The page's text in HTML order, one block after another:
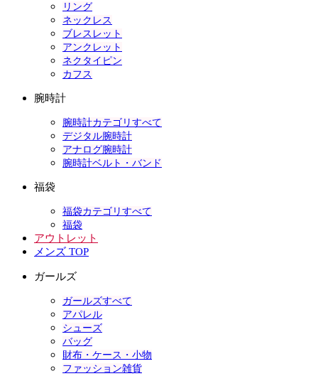
リング
ネックレス
ブレスレット
アンクレット
ネクタイピン
カフス
腕時計
腕時計カテゴリすべて
デジタル腕時計
アナログ腕時計
腕時計ベルト・バンド
福袋
福袋カテゴリすべて
福袋
アウトレット
メンズ TOP
ガールズ
ガールズすべて
アパレル
シューズ
バッグ
財布・ケース・小物
ファッション雑貨